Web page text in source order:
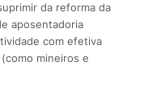
da reforma da
aposentadoria
com efetiva
mineiros e